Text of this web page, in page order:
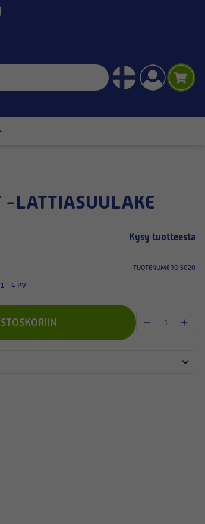
-LATTIASUULAKE
Kysy tuotteesta
TUOTENUMERO 5020
- 4 PV